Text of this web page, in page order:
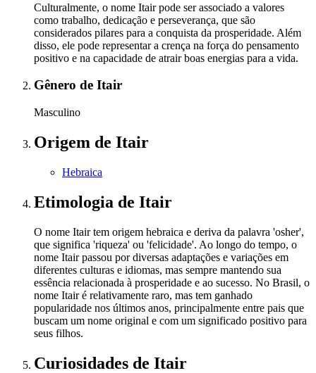
Culturalmente, o nome Itair pode ser associado a valores
como trabalho, dedicação e perseverança, que são
considerados pilares para a conquista da prosperidade. Além
disso, ele pode representar a crença na força do pensamento
positivo e na capacidade de atrair boas energias para a vida.
Gênero de Itair
Masculino
Origem de Itair
Hebraica
Etimologia de Itair
O nome Itair tem origem hebraica e deriva da palavra 'osher',
que significa 'riqueza' ou 'felicidade'. Ao longo do tempo, o
nome Itair passou por diversas adaptações e variações em
diferentes culturas e idiomas, mas sempre mantendo sua
essência relacionada à prosperidade e ao sucesso. No Brasil, o
nome Itair é relativamente raro, mas tem ganhado
popularidade nos últimos anos, principalmente entre pais que
buscam um nome original e com um significado positivo para
seus filhos.
Curiosidades de Itair